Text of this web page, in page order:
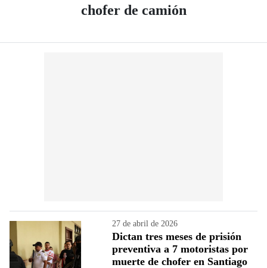
chofer de camión- Periódico
27 de abril de 2026
Dictan tres meses de prisión
preventiva a 7 motoristas por
muerte de chofer en Santiago